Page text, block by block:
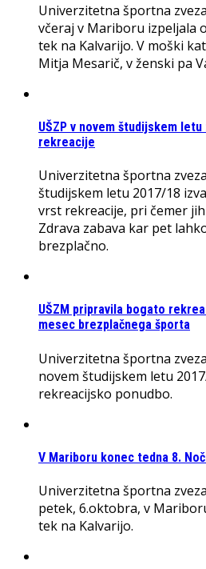
Univerzitetna športna
včeraj v Mariboru izpeljala
tek na Kalvarijo. V moški
Mitja Mesarič, v ženski pa
UŠZP v novem študijskem
rekreacije
Univerzitetna športna
študijskem letu 2017/18
vrst rekreacije, pri čemer
Zdrava zabava kar pet
brezplačno.
UŠZM pripravila bogato
mesec brezplačnega športa
Univerzitetna športna
novem študijskem letu
rekreacijsko ponudbo.
V Mariboru konec tedna 8.
Univerzitetna športna
petek, 6.oktobra, v
tek na Kalvarijo.